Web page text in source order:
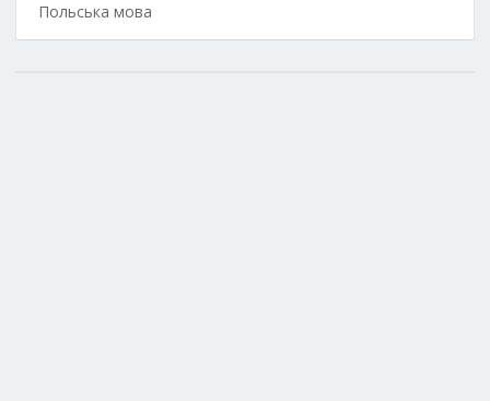
Польська мова